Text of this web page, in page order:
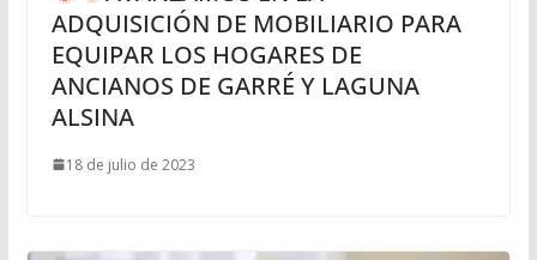
ADQUISICIÓN DE MOBILIARIO PARA
EQUIPAR LOS HOGARES DE
ANCIANOS DE GARRÉ Y LAGUNA
ALSINA
18 de julio de 2023